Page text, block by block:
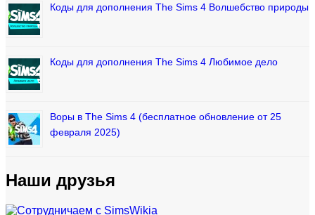
Коды для дополнения The Sims 4 Волшебство природы
Коды для дополнения The Sims 4 Любимое дело
Воры в The Sims 4 (бесплатное обновление от 25
февраля 2025)
Наши друзья